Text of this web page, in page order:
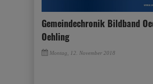
Gemeindechronik Bildband
Oehling
Montag, 12. November 2018